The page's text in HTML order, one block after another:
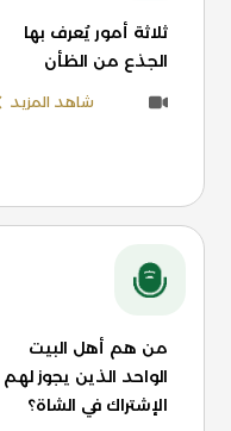
ثلاثة أمور يُعرف بها
الجذع من الظأن
شاهد المزيد
من هم أهل البيت
الواحد الذين يجوز لهم
الإشتراك في الشاة؟